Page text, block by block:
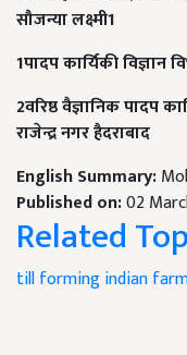
सौजन्या लक्ष्मी1
1पादप कार्यिकी विज्ञान
2वरिष्ठ वैज्ञानिक
राजेन्द्र नगर हैदराबाद
English Summary:
Published on:02
Related
till formingindian